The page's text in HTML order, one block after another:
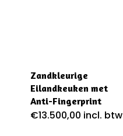
Zandkleurige
Eilandkeuken met
Anti-Fingerprint
€13.500,00 incl. btw